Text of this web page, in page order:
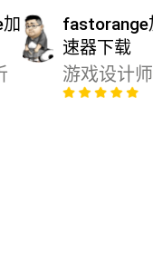
fastorange
速器下载
游戏设计师